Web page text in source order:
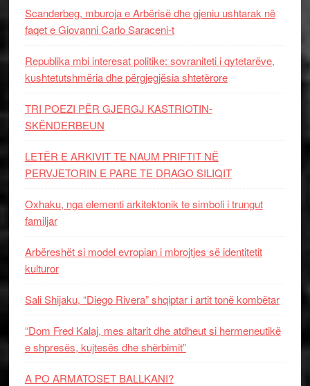
Scanderbeg, mburoja e Arbërisë dhe gjeniu ushtarak në
faqet e Giovanni Carlo Saraceni-t
Republika mbi interesat politike: sovraniteti i qytetarëve,
kushtetutshmëria dhe përgjegjësia shtetërore
TRI POEZI PËR GJERGJ KASTRIOTIN-
SKËNDERBEUN
LETËR E ARKIVIT TE NAUM PRIFTIT NË
PERVJETORIN E PARE TE DRAGO SILIQIT
Oxhaku, nga elementi arkitektonik te simboli i trungut
familjar
Arbëreshët si model evropian i mbrojtjes së identitetit
kulturor
Sali Shijaku, “Diego Rivera” shqiptar i artit tonë kombëtar
“Dom Fred Kalaj, mes altarit dhe atdheut si hermeneutikë
e shpresës, kujtesës dhe shërbimit”
A PO ARMATOSET BALLKANI?